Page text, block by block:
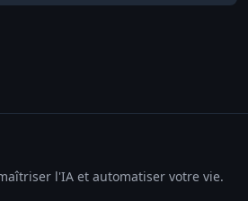
l'IA et automatiser votre vie.